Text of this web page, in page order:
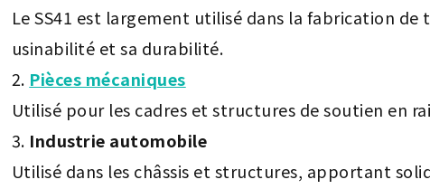
Le SS41 est largement utilisé dans la fabrication
usinabilité et sa durabilité.
Pièces mécaniques
Utilisé pour les cadres et structures de soutien en
Industrie automobile
Utilisé dans les châssis et structures, apportant